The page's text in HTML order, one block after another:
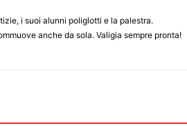
i suoi alunni poliglotti e la palestra.
anche da sola. Valigia sempre pronta!